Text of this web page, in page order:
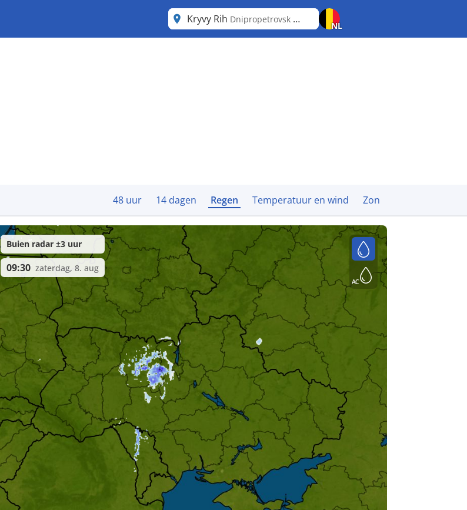
Kryvy Rih Dnipropetrovsk Oblast
NL
48 uur 14 dagen Regen Temperatuur en wind Zon
Buien radar ±3 uur
09:30 zaterdag, 8. aug